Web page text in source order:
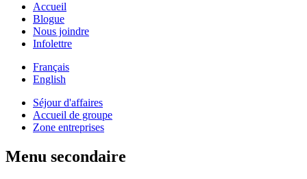
Accueil
Blogue
Nous joindre
Infolettre
Français
English
Séjour d'affaires
Accueil de groupe
Zone entreprises
Menu secondaire